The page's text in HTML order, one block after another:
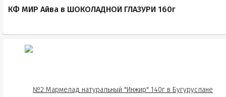
КФ МИР Айва в ШОКОЛАДНОЙ ГЛАЗУРИ 160г